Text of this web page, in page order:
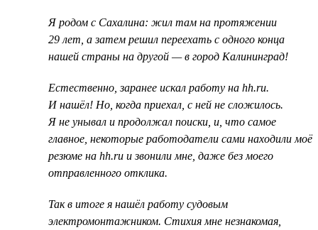
Я родом с Сахалина: жил там на протяжении
29 лет, а затем решил переехать с одного конца
нашей страны на другой — в город Калининград!
Естественно, заранее искал работу на hh.ru.
И нашёл! Но, когда приехал, с ней не сложилось.
Я не унывал и продолжал поиски, и, что самое
главное, некоторые работодатели сами находили моё
резюме на hh.ru и звонили мне, даже без моего
отправленного отклика.
Так в итоге я нашёл работу судовым
электромонтажником. Стихия мне незнакомая,